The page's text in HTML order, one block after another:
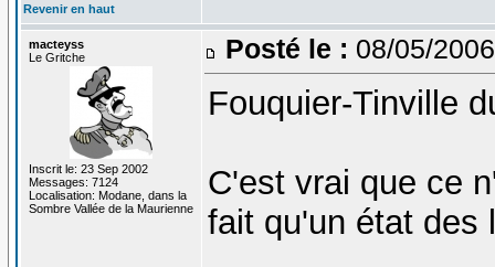
Revenir en haut
macteyss
Le Gritche
Inscrit le: 23 Sep 2002
Messages: 7124
Localisation: Modane, dans la
Sombre Vallée de la Maurienne
Posté le : 08/05/
Fouquier-Tinville
C'est vrai que ce
fait qu'un état des